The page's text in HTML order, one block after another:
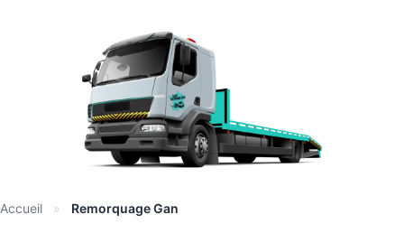
Accueil » Remorquage Gan